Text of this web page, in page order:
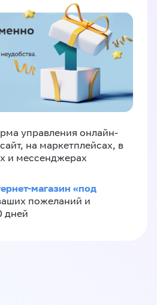
управления онлайн-
на маркетплейсах, в
и мессенджерах
магазин «‎под
пожеланий и
дней